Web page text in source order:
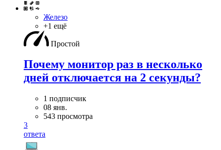
Железо
+1 ещё
Простой
Почему монитор раз в несколько
дней отключается на 2 секунды?
1 подписчик
08 янв.
543 просмотра
3
ответа